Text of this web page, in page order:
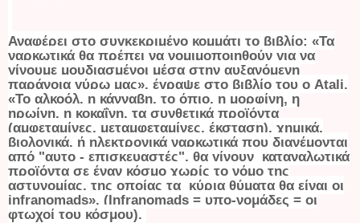
Αναφέρει στο συγκεκριμένο κομμάτι το βιβλίο: «Τα
ναρκωτικά θα πρέπει να νομιμοποιηθούν για να
γίνουμε μουδιασμένοι μέσα στην αυξανόμενη
παράνοια γύρω μας», έγραψε στο βιβλίο του ο Atali.
«Το αλκοόλ, η κάνναβη, το όπιο, η μορφίνη, η
ηρωίνη, η κοκαΐνη, τα συνθετικά προϊόντα
(αμφεταμίνες, μεταμφεταμίνες, έκσταση), χημικά,
βιολογικά, ή ηλεκτρονικά ναρκωτικά που διανέμονται
από "αυτο - επισκευαστές", θα γίνουν καταναλωτικά
προϊόντα σε έναν κόσμο χωρίς το νόμο της
αστυνομίας, της οποίας τα κύρια θύματα θα είναι οι
infranomads». (Infranomads = υπο-νομάδες = οι
φτωχοί του κόσμου).